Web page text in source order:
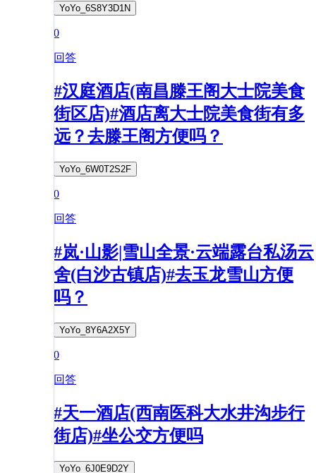
YoYo_6S8Y3D1N
0
回答
#汉庭酒店(南昌滕王阁大士院美食
街区店)#酒店离大士院美食街有多
远？去滕王阁方便吗？
YoYo_6W0T2S2F
0
回答
#岚·山影|雪山全景·云端露台私汤云
舍(白沙古镇店)#去玉龙雪山方便
吗？
YoYo_8Y6A2X5Y
0
回答
#天一酒店(西南医科大水井沟步行
街店)#坐公交方便吗
YoYo_6J0E9D2Y